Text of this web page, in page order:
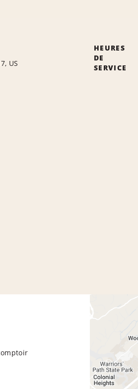
US
HEURES
DE
SERVICE